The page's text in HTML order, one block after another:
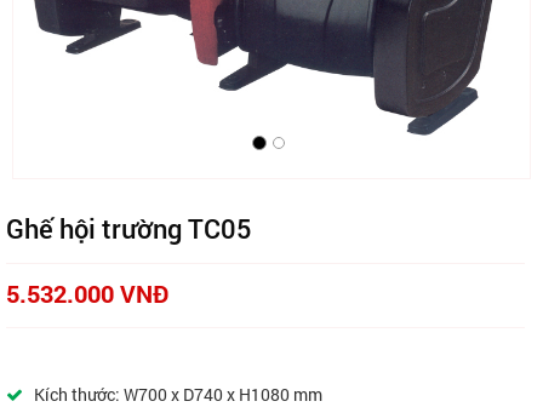
Ghế hội trường TC05
5.532.000 VNĐ
Kích thước: W700 x D740 x H1080 mm